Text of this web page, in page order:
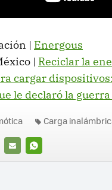
| Energous
| Reciclar la
cargar
le declaró la guerra
E-
WHATSAPP
Carga